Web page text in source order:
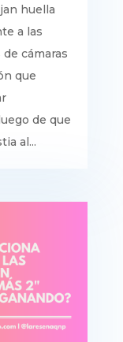
huella
a las
cámaras
que
de que
al...